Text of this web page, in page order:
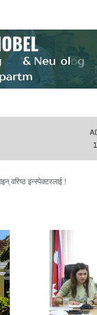
वरिष्ठ इन्स्पेक्टरलाई !